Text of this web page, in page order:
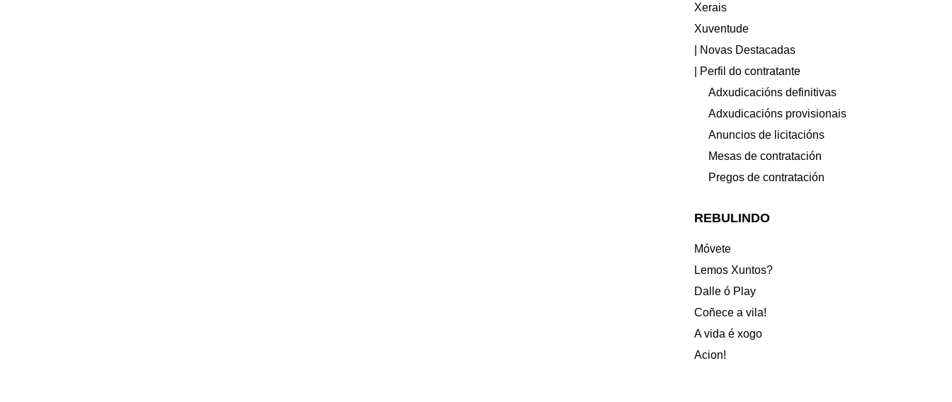
Xerais
Xuventude
| Novas Destacadas
| Perfil do contratante
Adxudicacións definitivas
Adxudicacións provisionais
Anuncios de licitacións
Mesas de contratación
Pregos de contratación
REBULINDO
Móvete
Lemos Xuntos?
Dalle ó Play
Coñece a vila!
A vida é xogo
Acion!